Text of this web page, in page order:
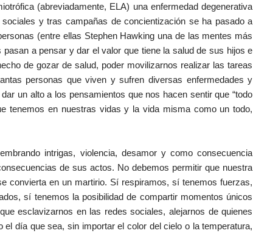
(abreviadamente, ELA) una enfermedad degenerativa
y tras campañas de concientización se ha pasado a
(entre ellas Stephen Hawking una de las mentes más
a pensar y dar el valor que tiene la salud de sus hijos e
de gozar de salud, poder movilizarnos realizar las tareas
personas que viven y sufren diversas enfermedades y
un alto a los pensamientos que nos hacen sentir que “todo
tenemos en nuestras vidas y la vida misma como un todo,
intrigas, violencia, desamor y como consecuencia
de sus actos. No debemos permitir que nuestra
convierta en un martirio. Sí respiramos, sí tenemos fuerzas,
sí tenemos la posibilidad de compartir momentos únicos
esclavizarnos en las redes sociales, alejarnos de quienes
día que sea, sin importar el color del cielo o la temperatura,